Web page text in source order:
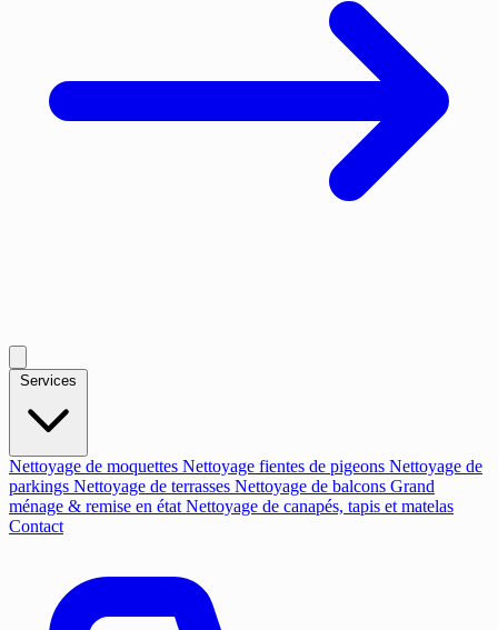
Nettoyage de moquettes Nettoyage fientes de pigeons Nettoyage de
parkings Nettoyage de terrasses Nettoyage de balcons Grand
ménage & remise en état Nettoyage de canapés, tapis et matelas
Contact